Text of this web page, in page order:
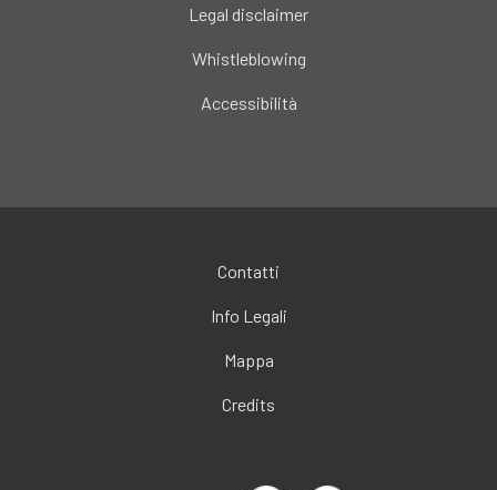
Legal disclaimer
Whistleblowing
Accessibilità
Contatti
Info Legali
Mappa
Credits